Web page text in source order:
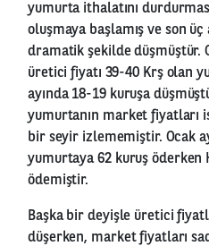
yumurta ithalatını
oluşmaya başlamış ve son
dramatik şekilde düşmüştür.
üretici fiyatı 39-40 Krş olan
ayında 18-19 kuruşa
yumurtanın market fiyatları
bir seyir izlememiştir. Ocak
yumurtaya 62 kuruş öderken
ödemiştir.
Başka bir deyişle üretici
düşerken, market fiyatları